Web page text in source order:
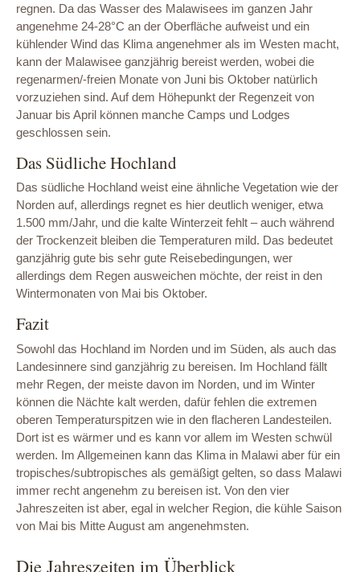
regnen. Da das Wasser des Malawisees im ganzen Jahr
angenehme 24-28°C an der Oberfläche aufweist und ein
kühlender Wind das Klima angenehmer als im Westen macht,
kann der Malawisee ganzjährig bereist werden, wobei die
regenarmen/-freien Monate von Juni bis Oktober natürlich
vorzuziehen sind. Auf dem Höhepunkt der Regenzeit von
Januar bis April können manche Camps und Lodges
geschlossen sein.
Das Südliche Hochland
Das südliche Hochland weist eine ähnliche Vegetation wie der
Norden auf, allerdings regnet es hier deutlich weniger, etwa
1.500 mm/Jahr, und die kalte Winterzeit fehlt – auch während
der Trockenzeit bleiben die Temperaturen mild. Das bedeutet
ganzjährig gute bis sehr gute Reisebedingungen, wer
allerdings dem Regen ausweichen möchte, der reist in den
Wintermonaten von Mai bis Oktober.
Fazit
Sowohl das Hochland im Norden und im Süden, als auch das
Landesinnere sind ganzjährig zu bereisen. Im Hochland fällt
mehr Regen, der meiste davon im Norden, und im Winter
können die Nächte kalt werden, dafür fehlen die extremen
oberen Temperaturspitzen wie in den flacheren Landesteilen.
Dort ist es wärmer und es kann vor allem im Westen schwül
werden. Im Allgemeinen kann das Klima in Malawi aber für ein
tropisches/subtropisches als gemäßigt gelten, so dass Malawi
immer recht angenehm zu bereisen ist. Von den vier
Jahreszeiten ist aber, egal in welcher Region, die kühle Saison
von Mai bis Mitte August am angenehmsten.
Die Jahreszeiten im Überblick